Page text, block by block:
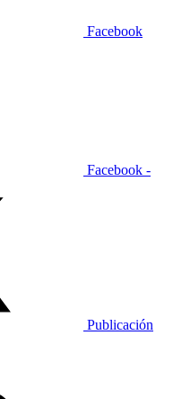
Facebook
Facebook -
Publicación